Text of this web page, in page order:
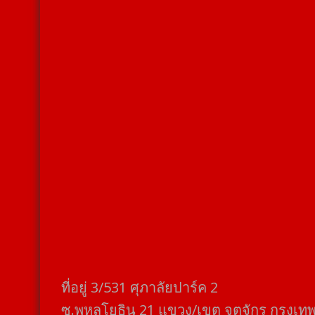
ที่อยู่​ 3/531​ ศุภาลัยปาร์ค​ 2
ซ.พหลโยธิน​ 21​ แขวง/เขต​ จตุจักร​ กรุงเท